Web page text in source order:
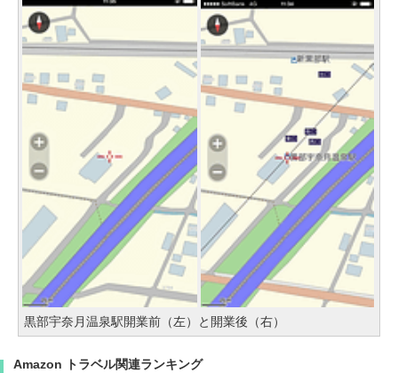
黒部宇奈月温泉駅開業前（左）と開業後（右）
Amazon トラベル関連ランキング